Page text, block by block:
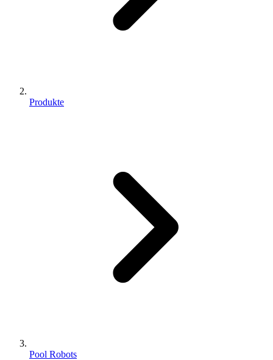
Produkte
Pool Robots